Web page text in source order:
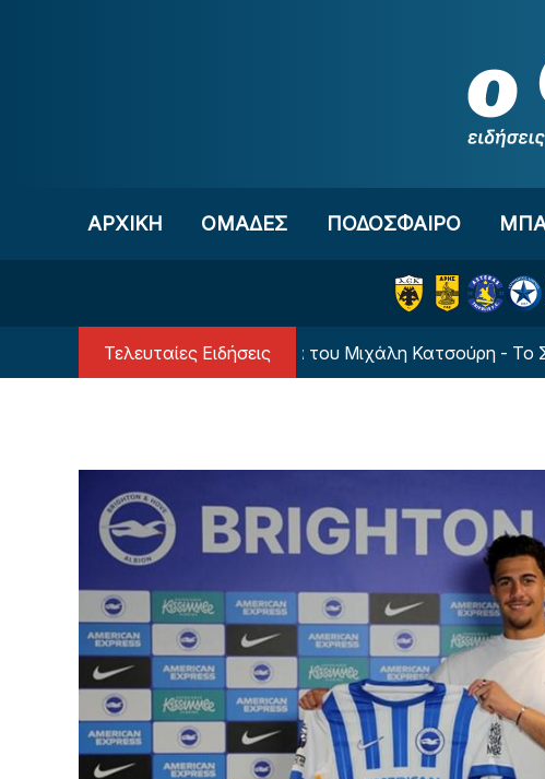
ΑΡΧΙΚΗ OΜΑΔΕΣ ΠΟΔΟΣΦΑΙΡΟ
Τελευταίες Ειδήσεις
χρόνια από τη δολοφονία του Μιχάλη Κατσούρη - Το